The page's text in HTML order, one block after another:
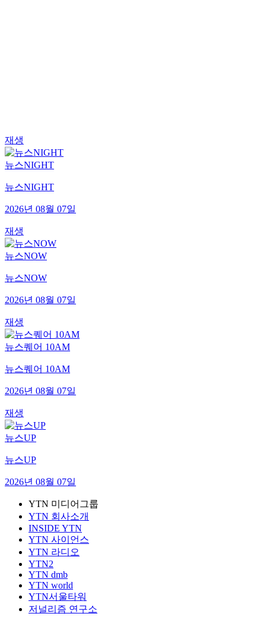
재생
뉴스NIGHT
뉴스NIGHT
2026년 08월 07일
재생
뉴스NOW
뉴스NOW
2026년 08월 07일
재생
뉴스퀘어 10AM
뉴스퀘어 10AM
2026년 08월 07일
재생
뉴스UP
뉴스UP
2026년 08월 07일
YTN 미디어그룹
YTN 회사소개
INSIDE YTN
YTN 사이언스
YTN 라디오
YTN2
YTN dmb
YTN world
YTN서울타워
저널리즘 연구소